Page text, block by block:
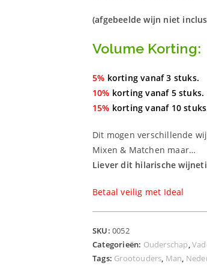
(afgebeelde wijn niet
Volume Korting:
5% korting vanaf 3 stuks.
10% korting vanaf 5 stuks.
15% korting vanaf 10
Dit mogen verschillende
Mixen & Matchen maar…
Liever dit hilarische
Betaal veilig met Ideal
SKU: 0052
Categorieën: Ouderschap,
Tags: Grootouders, Man,